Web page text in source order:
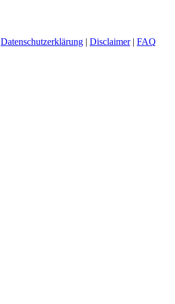
Datenschutzerklärung | Disclaimer| FAQ